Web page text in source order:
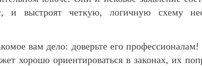
и выстроят четкую, логичную схему
вам дело: доверьте его
хорошо ориентироваться в законах, их